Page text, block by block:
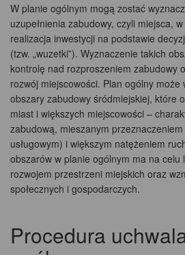
W planie ogólnym mogą zostać
uzupełnienia zabudowy, czyli miejsca,
realizacja inwestycji na podstawie
(tzw. „wuzetki”). Wyznaczenie takich
kontrolę nad rozproszeniem zabudowy
rozwój miejscowości. Plan ogólny może
obszary zabudowy śródmiejskiej, które
miast i większych miejscowości –
zabudową, mieszanym
usługowym) i większym natężeniem
obszarów w planie ogólnym ma na celu
rozwojem przestrzeni miejskich oraz
społecznych i gospodarczych.
Procedura